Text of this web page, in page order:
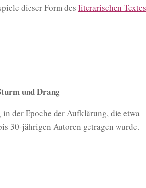
dieser Form des literarischen Textes
und Drang
der Epoche der Aufklärung, die etwa
30-jährigen Autoren getragen wurde.